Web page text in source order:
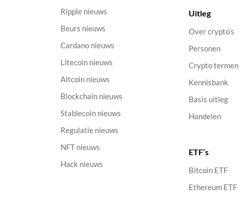
Ripple nieuws
Beurs nieuws
Cardano nieuws
Litecoin nieuws
Altcoin nieuws
Blockchain nieuws
Stablecoin nieuws
Regulatie nieuws
NFT nieuws
Hack nieuws
Uitleg
Over crypto’s
Personen
Crypto termen
Kennisbank
Basis uitleg
Handelen
ETF’s
Bitcoin ETF
Ethereum ETF